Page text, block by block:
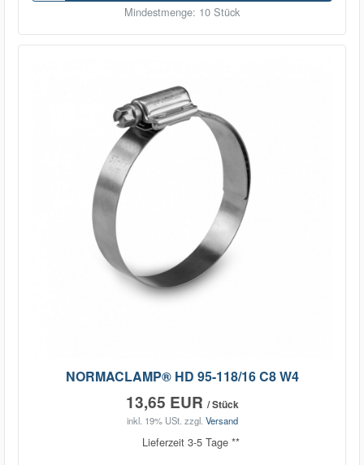
Mindestmenge: 10 Stück
NORMACLAMP® HD 95-118/16 C8 W4
13,65 EUR / Stück
inkl. 19% USt. zzgl. Versand
Lieferzeit 3-5 Tage **